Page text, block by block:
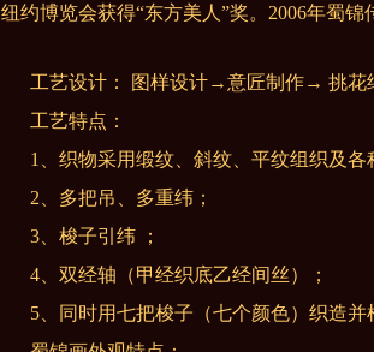
纽约博览会获得“东方美人”奖。2006年蜀锦
工艺设计： 图样设计→意匠制作→ 挑花
工艺特点：
1、织物采用缎纹、斜纹、平纹组织及各
2、多把吊、多重纬；
3、梭子引纬 ；
4、双经轴（甲经织底乙经间丝）；
5、同时用七把梭子（七个颜色）织造